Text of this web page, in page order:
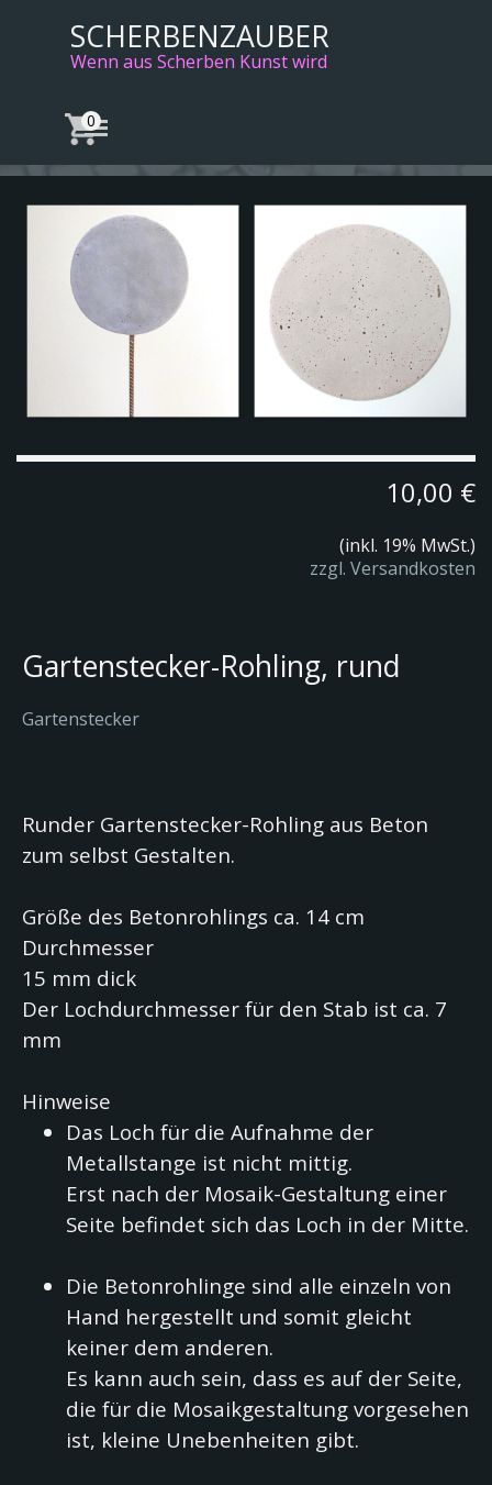
SCHERBENZAUBER
Wenn aus Scherben Kunst wird
Menü überspringen
10,00 €
(inkl. 19% MwSt.)
zzgl. Versandkosten
Gartenstecker-Rohling, rund
Gartenstecker
Runder Gartenstecker-Rohling aus Beton
zum selbst Gestalten.
Größe des Betonrohlings ca. 14 cm
Durchmesser
15 mm dick
Der Lochdurchmesser für den Stab ist ca. 7
mm
Hinweise
Das Loch für die Aufnahme der
Metallstange ist nicht mittig.
Erst nach der Mosaik-Gestaltung einer
Seite befindet sich das Loch in der Mitte.
Die Betonrohlinge sind alle einzeln von
Hand hergestellt und somit gleicht
keiner dem anderen.
Es kann auch sein, dass es auf der Seite,
die für die Mosaikgestaltung vorgesehen
ist, kleine Unebenheiten gibt.